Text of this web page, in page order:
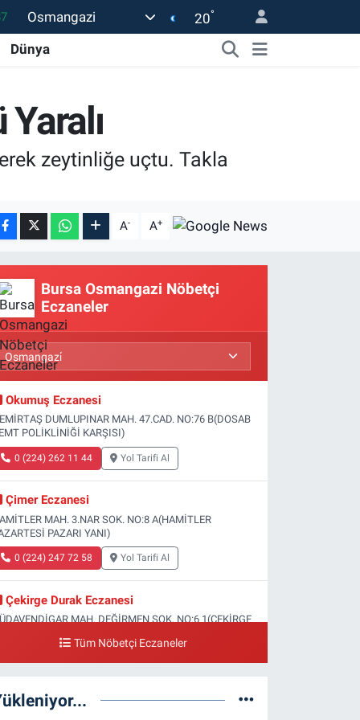
Osmangazi 20°
Dünya
zeytinliğe uçtu. Takla
A- A+
Bursa Osmangazi Nöbetçi
Eczaneler
Okumuş Eczanesi
DUMLUPINAR MAH. 47.CAD. NO:76 B(DOSAB
POLİKLİNİĞİ KARŞISI)
0 (224) 262 11 44 Yol Tarifi Al
Çimer Eczanesi
MAH. 3.NAR SOK. NO:8 A(HAMİTLER
PAZARI YANI)
0 (224) 247 72 58 Yol Tarifi Al
Çekirge Durak Eczanesi
MAH. DEĞİRMEN SOK. NO:6 1(ÇEKİRGE
Engin Eczanesi
Tüm Nöbetçi Eczaneler